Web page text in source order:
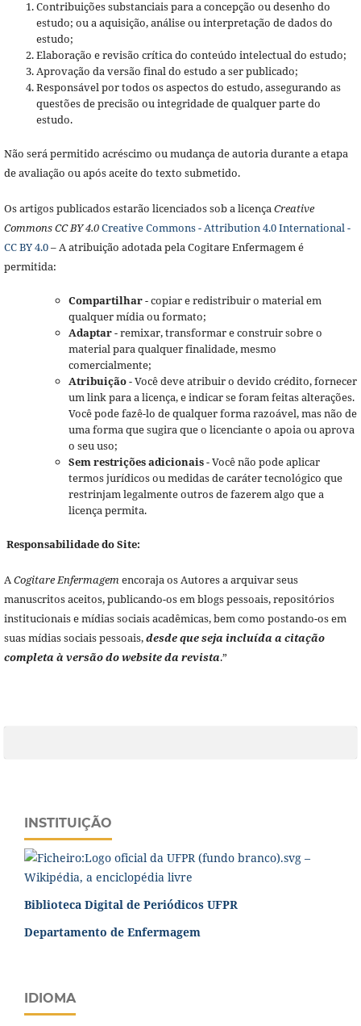
Contribuições substanciais para a concepção ou desenho do
estudo; ou a aquisição, análise ou interpretação de dados do
estudo;
Elaboração e revisão crítica do conteúdo intelectual do estudo;
Aprovação da versão final do estudo a ser publicado;
Responsável por todos os aspectos do estudo, assegurando as
questões de precisão ou integridade de qualquer parte do
estudo.
Não será permitido acréscimo ou mudança de autoria durante a etapa
de avaliação ou após aceite do texto submetido.
Os artigos publicados estarão licenciados sob a licençaCreative
Commons CC BY 4.0Creative Commons - Attribution 4.0 International -
CC BY 4.0– A atribuição adotada pela Cogitare Enfermagem é
permitida:
Compartilhar- copiar e redistribuir o material em
qualquer mídia ou formato;
Adaptar- remixar, transformar e construir sobre o
material para qualquer finalidade, mesmo
comercialmente;
Atribuição- Você deve atribuir o devido crédito, fornecer
um link para a licença, e indicar se foram feitas alterações.
Você pode fazê-lo de qualquer forma razoável, mas não de
uma forma que sugira que o licenciante o apoia ou aprova
o seu uso;
Sem restrições adicionais- Você não pode aplicar
termos jurídicos ou medidas de caráter tecnológico que
restrinjam legalmente outros de fazerem algo que a
licença permita.
Responsabilidade do Site:
ACogitare Enfermagemencoraja os Autores a arquivar seus
manuscritos aceitos, publicando-os em blogs pessoais, repositórios
institucionais e mídias sociais acadêmicas, bem como postando-os em
suas mídias sociais pessoais,desde que seja incluída a citação
completa à versão do website da revista.”
INSTITUIÇÃO
Biblioteca Digital de Periódicos UFPR
Departamento de Enfermagem
IDIOMA